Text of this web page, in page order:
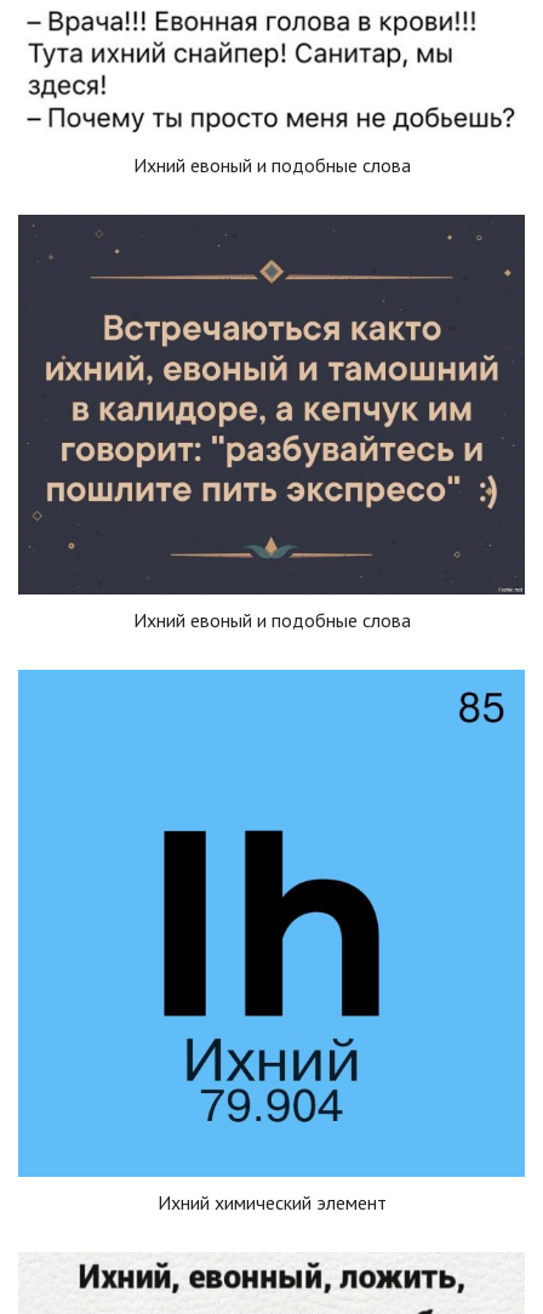
Ихний евоный и подобные слова
Ихний евоный и подобные слова
Ихний химический элемент